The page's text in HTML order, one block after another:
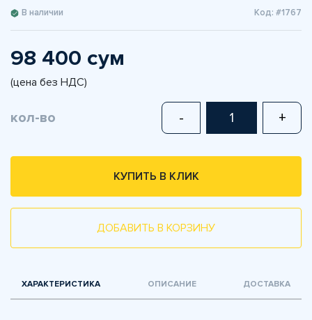
В наличии Код: #1767
98 400 сум
(цена без НДС)
кол-во - +
КУПИТЬ В КЛИК
ДОБАВИТЬ В КОРЗИНУ
ХАРАКТЕРИСТИКА ОПИСАНИЕ ДОСТАВКА